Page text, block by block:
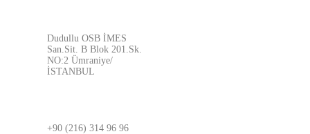
Dudullu OSB İMES
San.Sit. B Blok 201.Sk.
NO:2 Ümraniye/
İSTANBUL
+90 (216) 314 96 96